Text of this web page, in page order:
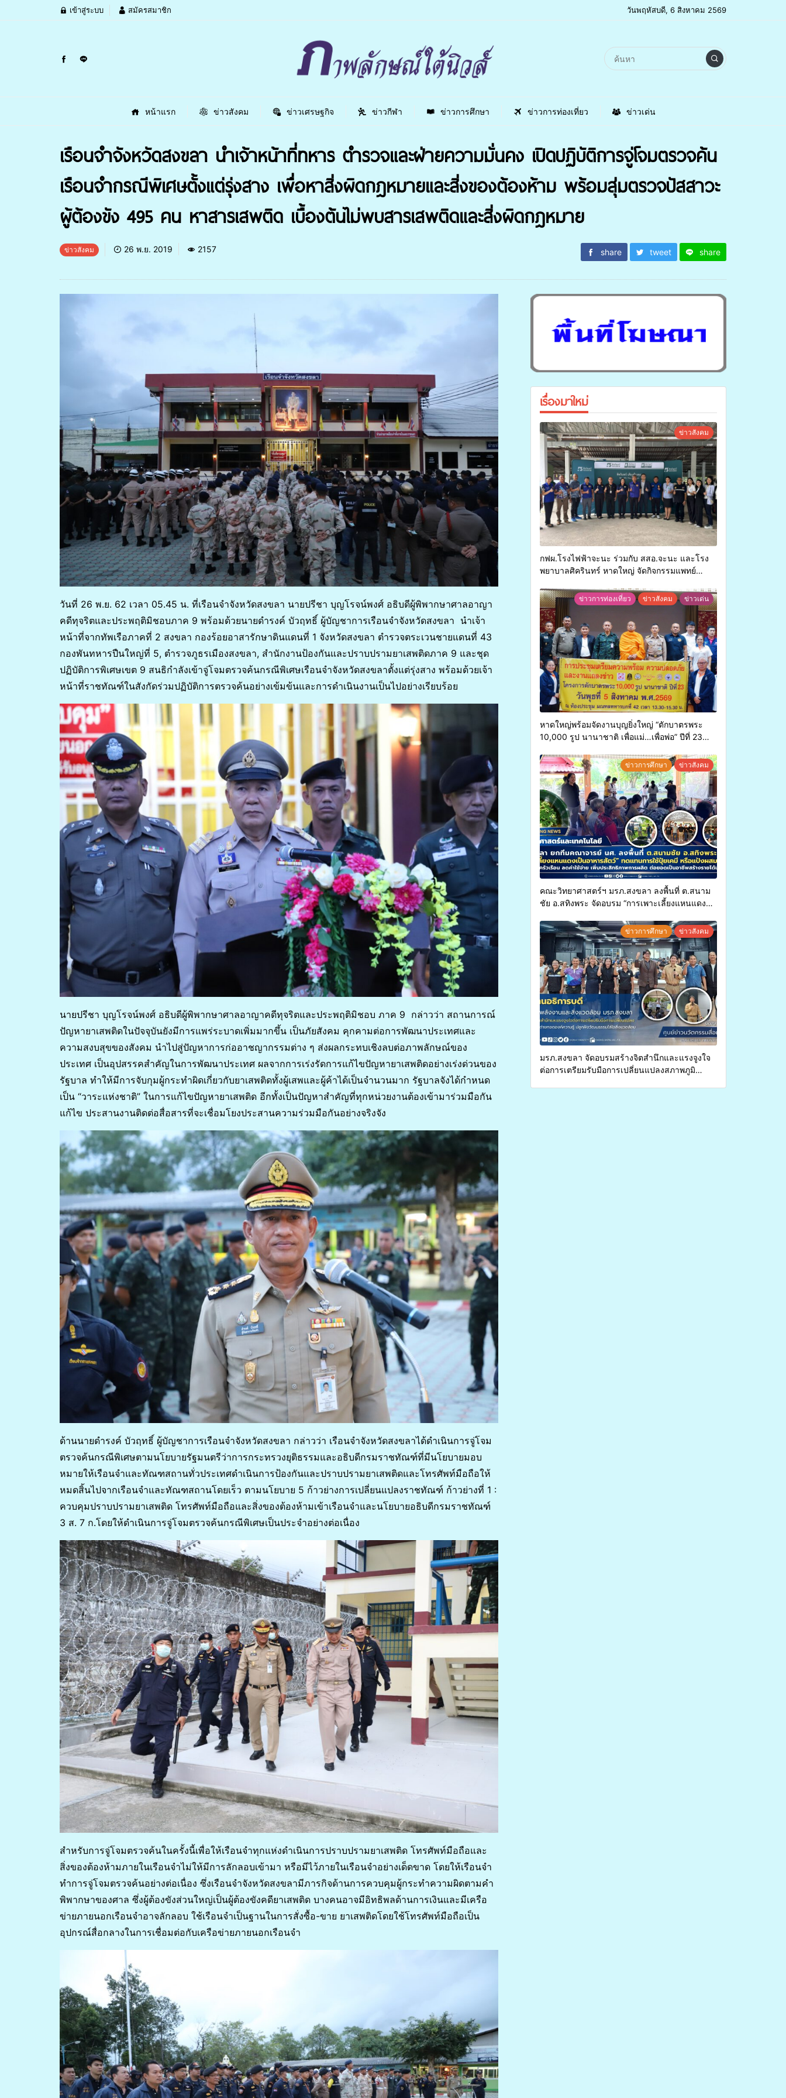
เข้าสู่ระบบ สมัครสมาชิก วันพฤหัสบดี, 6 สิงหาคม 2569
หน้าแรก ข่าวสังคม ข่าวเศรษฐกิจ ข่าวกีฬา ข่าวการศึกษา ข่าวการท่องเที่ยว ข่าวเด่น
เรือนจำจังหวัดสงขลา นำเจ้าหน้าที่ทหาร ตำรวจและฝ่ายความมั่นคง เปิดปฏิบัติการจู่โจมตรวจค้น
เรือนจำกรณีพิเศษตั้งแต่รุ่งสาง เพื่อหาสิ่งผิดกฎหมายและสิ่งของต้องห้าม พร้อมสุ่มตรวจปัสสาวะ
ผู้ต้องขัง 495 คน หาสารเสพติด เบื้องต้นไม่พบสารเสพติดและสิ่งผิดกฎหมาย
ข่าวสังคม 26 พ.ย. 2019 2157 share tweet share
วันที่ 26 พ.ย. 62 เวลา 05.45 น. ที่เรือนจำจังหวัดสงขลา นายปรีชา บุญโรจน์พงศ์ อธิบดีผู้พิพากษาศาลอาญา
คดีทุจริตและประพฤติมิชอบภาค 9 พร้อมด้วยนายดำรงค์ บัวฤทธิ์ ผู้บัญชาการเรือนจำจังหวัดสงขลา นำเจ้า
หน้าที่จากทัพเรือภาคที่ 2 สงขลา กองร้อยอาสารักษาดินแดนที่ 1 จังหวัดสงขลา ตำรวจตระเวนชายแดนที่ 43
กองพันทหารปืนใหญ่ที่ 5, ตำรวจภูธรเมืองสงขลา, สำนักงานป้องกันและปราบปรามยาเสพติดภาค 9 และชุด
ปฏิบัติการพิเศษเขต 9 สนธิกำลังเข้าจู่โจมตรวจค้นกรณีพิเศษเรือนจำจังหวัดสงขลาตั้งแต่รุ่งสาง พร้อมด้วยเจ้า
หน้าที่ราชทัณฑ์ในสังกัดร่วมปฏิบัติการตรวจค้นอย่างเข้มข้นและการดำเนินงานเป็นไปอย่างเรียบร้อย
นายปรีชา บุญโรจน์พงศ์ อธิบดีผู้พิพากษาศาลอาญาคดีทุจริตและประพฤติมิชอบ ภาค 9 กล่าวว่า สถานการณ์
ปัญหายาเสพติดในปัจจุบันยังมีการแพร่ระบาดเพิ่มมากขึ้น เป็นภัยสังคม คุกคามต่อการพัฒนาประเทศและ
ความสงบสุขของสังคม นำไปสู่ปัญหาการก่ออาชญากรรมต่าง ๆ ส่งผลกระทบเชิงลบต่อภาพลักษณ์ของ
ประเทศ เป็นอุปสรรคสำคัญในการพัฒนาประเทศ ผลจากการเร่งรัดการแก้ไขปัญหายาเสพติดอย่างเร่งด่วนของ
รัฐบาล ทำให้มีการจับกุมผู้กระทำผิดเกี่ยวกับยาเสพติดทั้งผู้เสพและผู้ค้าได้เป็นจำนวนมาก รัฐบาลจังได้กำหนด
เป็น “วาระแห่งชาติ” ในการแก้ไขปัญหายาเสพติด อีกทั้งเป็นปัญหาสำคัญที่ทุกหน่วยงานต้องเข้ามาร่วมมือกัน
แก้ไข ประสานงานติดต่อสื่อสารที่จะเชื่อมโยงประสานความร่วมมือกันอย่างจริงจัง
ด้านนายดำรงค์ บัวฤทธิ์ ผู้บัญชาการเรือนจำจังหวัดสงขลา กล่าวว่า เรือนจำจังหวัดสงขลาได้ดำเนินการจู่โจม
ตรวจค้นกรณีพิเศษตามนโยบายรัฐมนตรีว่าการกระทรวงยุติธรรมและอธิบดีกรมราชทัณฑ์ที่มีนโยบายมอบ
หมายให้เรือนจำและทัณฑสถานทั่วประเทศดำเนินการป้องกันและปราบปรามยาเสพติดและโทรศัพท์มือถือให้
หมดสิ้นไปจากเรือนจำและทัณฑสถานโดยเร็ว ตามนโยบาย 5 ก้าวย่างการเปลี่ยนแปลงราชทัณฑ์ ก้าวย่างที่ 1 :
ควบคุมปราบปรามยาเสพติด โทรศัพท์มือถือและสิ่งของต้องห้ามเข้าเรือนจำและนโยบายอธิบดีกรมราชทัณฑ์
3 ส. 7 ก.โดยให้ดำเนินการจู่โจมตรวจค้นกรณีพิเศษเป็นประจำอย่างต่อเนื่อง
สำหรับการจู่โจมตรวจค้นในครั้งนี้เพื่อให้เรือนจำทุกแห่งดำเนินการปราบปรามยาเสพติด โทรศัพท์มือถือและ
สิ่งของต้องห้ามภายในเรือนจำไม่ให้มีการลักลอบเข้ามา หรือมีไว้ภายในเรือนจำอย่างเด็ดขาด โดยให้เรือนจำ
ทำการจู่โจมตรวจค้นอย่างต่อเนื่อง ซึ่งเรือนจำจังหวัดสงขลามีภารกิจด้านการควบคุมผู้กระทำความผิดตามคำ
พิพากษาของศาล ซึ่งผู้ต้องขังส่วนใหญ่เป็นผู้ต้องขังคดียาเสพติด บางคนอาจมีอิทธิพลด้านการเงินและมีเครือ
ข่ายภายนอกเรือนจำอาจลักลอบ ใช้เรือนจำเป็นฐานในการสั่งซื้อ-ขาย ยาเสพติดโดยใช้โทรศัพท์มือถือเป็น
อุปกรณ์สื่อกลางในการเชื่อมต่อกับเครือข่ายภายนอกเรือนจำ
เรื่องมาใหม่
ข่าวสังคม
กฟผ.โรงไฟฟ้าจะนะ ร่วมกับ สสอ.จะนะ และโรง
พยาบาลศิครินทร์ หาดใหญ่ จัดกิจกรรมแพทย์
ข่าวการท่องเที่ยว ข่าวสังคม ข่าวเด่น
หาดใหญ่พร้อมจัดงานบุญยิ่งใหญ่ “ตักบาตรพระ
10,000 รูป นานาชาติ เพื่อแม่…เพื่อพ่อ” ปีที่ 23
ประเพณีแห่งศรัทธา
ข่าวการศึกษา ข่าวสังคม
คณะวิทยาศาสตร์ฯ มรภ.สงขลา ลงพื้นที่ ต.สนาม
ชัย อ.สทิงพระ จัดอบรม “การเพาะเลี้ยงแหนแดง
ประสิทธิภาพการผลิต ต่อยอดสู่อาชีพเสริมใน
อนาคต
ข่าวการศึกษา ข่าวสังคม
มรภ.สงขลา จัดอบรมสร้างจิตสำนึกและแรงจูงใจ
ต่อการเตรียมรับมือการเปลี่ยนแปลงสภาพภูมิ